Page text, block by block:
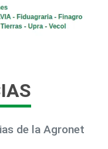
de la Agronet